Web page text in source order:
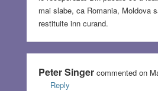
mai slabe, ca Romania, Moldova
restituite inn curand.
Peter Singercommented on
Reply